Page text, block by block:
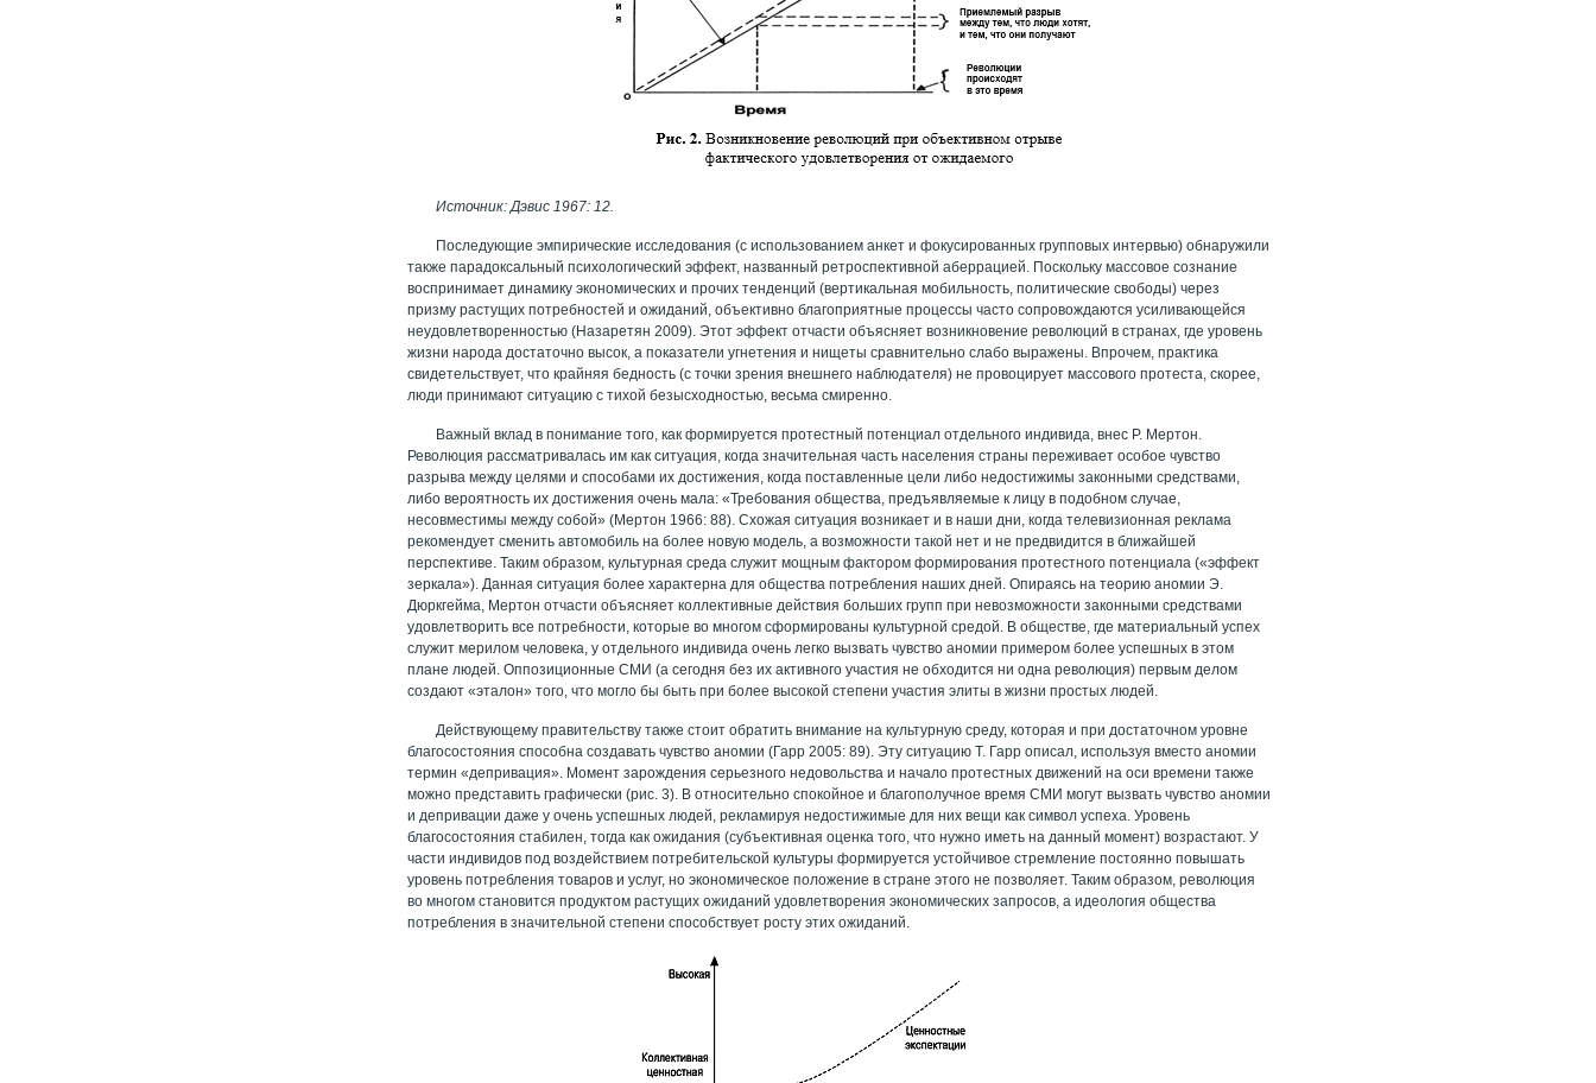
Источник: Дэвис 1967: 12.
Последующие эмпирические исследования (с использованием анкет и фокусированных групповых интервью) обнаружили
также парадоксальный психологический эффект, названный ретроспективной аберрацией. Поскольку массовое сознание
воспринимает динамику экономических и прочих тенденций (вертикальная мобильность, политические свободы) через
призму растущих потребностей и ожиданий, объективно благоприятные процессы часто сопровождаются усиливающейся
неудовлетворенностью (Назаретян 2009). Этот эффект отчасти объясняет возникновение революций в странах, где уровень
жизни народа достаточно высок, а показатели угнетения и нищеты сравнительно слабо выражены. Впрочем, практика
свидетельствует, что крайняя бедность (с точки зрения внешнего наблюдателя) не провоцирует массового протеста, скорее,
люди принимают ситуацию с тихой безысходностью, весьма смиренно.
Важный вклад в понимание того, как формируется протестный потенциал отдельного индивида, внес Р. Мертон.
Революция рассматривалась им как ситуация, когда значительная часть населения страны переживает особое чувство
разрыва между целями и способами их достижения, когда поставленные цели либо недостижимы законными средствами,
либо вероятность их достижения очень мала: «Требования общества, предъявляемые к лицу в подобном случае,
несовместимы между собой» (Мертон 1966: 88). Схожая ситуация возникает и в наши дни, когда телевизионная реклама
рекомендует сменить автомобиль на более новую модель, а возможности такой нет и не предвидится в ближайшей
перспективе. Таким образом, культурная среда служит мощным фактором формирования протестного потенциала («эффект
зеркала»). Данная ситуация более характерна для общества потребления наших дней. Опираясь на теорию аномии Э.
Дюркгейма, Мертон отчасти объясняет коллективные действия больших групп при невозможности законными средствами
удовлетворить все потребности, которые во многом сформированы культурной средой. В обществе, где материальный успех
служит мерилом человека, у отдельного индивида очень легко вызвать чувство аномии примером более успешных в этом
плане людей. Оппозиционные СМИ (а сегодня без их активного участия не обходится ни одна революция) первым делом
создают «эталон» того, что могло бы быть при более высокой степени участия элиты в жизни простых людей.
Действующему правительству также стоит обратить внимание на культурную среду, которая и при достаточном уровне
благосостояния способна создавать чувство аномии (Гарр 2005: 89). Эту ситуацию Т. Гарр описал, используя вместо аномии
термин «депривация». Момент зарождения серьезного недовольства и начало протестных движений на оси времени также
можно представить графически (рис. 3). В относительно спокойное и благополучное время СМИ могут вызвать чувство аномии
и депривации даже у очень успешных людей, рекламируя недостижимые для них вещи как символ успеха. Уровень
благосостояния стабилен, тогда как ожидания (субъективная оценка того, что нужно иметь на данный момент) возрастают. У
части индивидов под воздействием потребительской культуры формируется устойчивое стремление постоянно повышать
уровень потребления товаров и услуг, но экономическое положение в стране этого не позволяет. Таким образом, революция
во многом становится продуктом растущих ожиданий удовлетворения экономических запросов, а идеология общества
потребления в значительной степени способствует росту этих ожиданий.